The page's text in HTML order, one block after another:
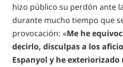
hizo público su perdón ante
durante mucho tiempo que
provocación: «Me he
decirlo, disculpas a los
Espanyol y he